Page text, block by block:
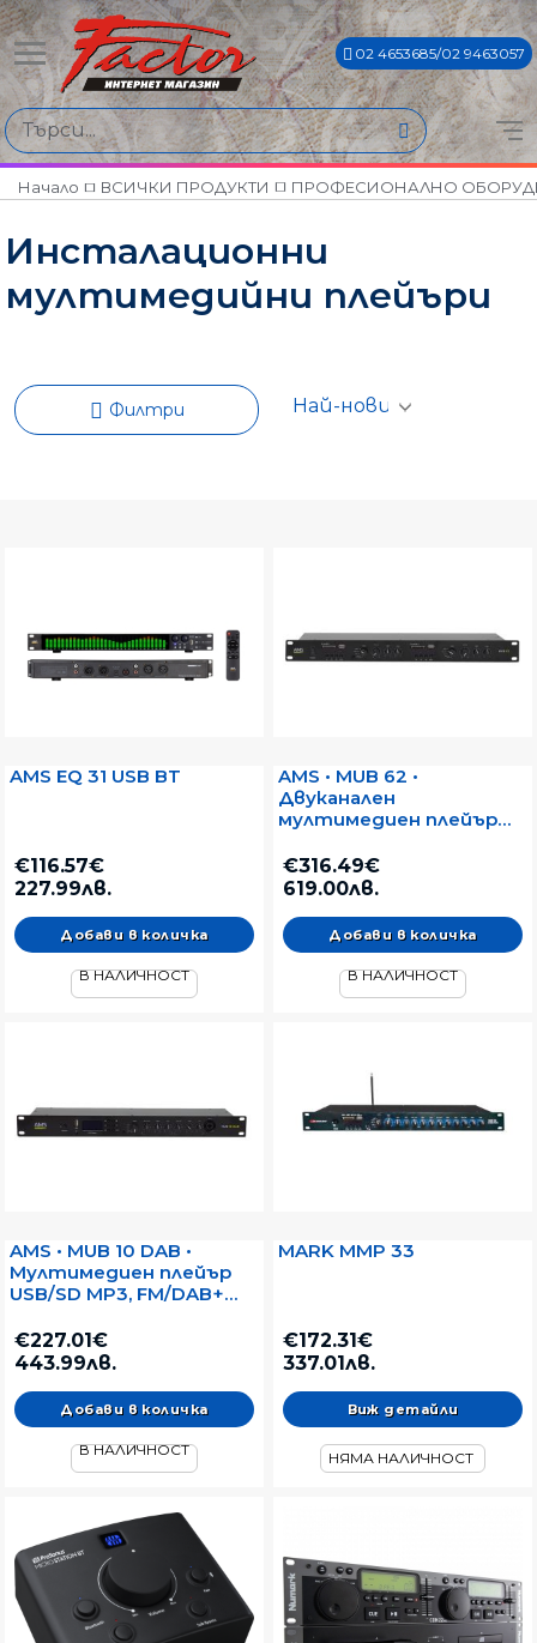
02 4653685/02 9463057
Намери продукти по
Цена
€116€ - €486€
Марки
ADJ
AMS
PRESONUS
WORK
Начало ВСИЧКИ ПРОДУКТИ ПРОФЕСИОНАЛНО
Инсталационни
мултимедийни плейъри
Филтри
AMS EQ 31 USB BT
€116.57€
227.99лв.
В НАЛИЧНОСТ
AMS • MUB 62 •
Двуканален
мултимедиен плейър
Bluetooth
€316.49€
619.00лв.
В НАЛИЧНОСТ
AMS • MUB 10 DAB •
Мултимедиен плейър
USB/SD MP3, FM/DAB+
€227.01€
443.99лв.
В НАЛИЧНОСТ
MARK MMP 33
€172.31€
337.01лв.
Виж детайли
НЯМА НАЛИЧНОСТ